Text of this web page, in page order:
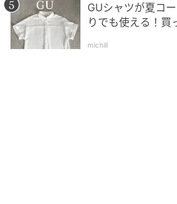
GUシャツが夏コ
りでも使える！買
michill